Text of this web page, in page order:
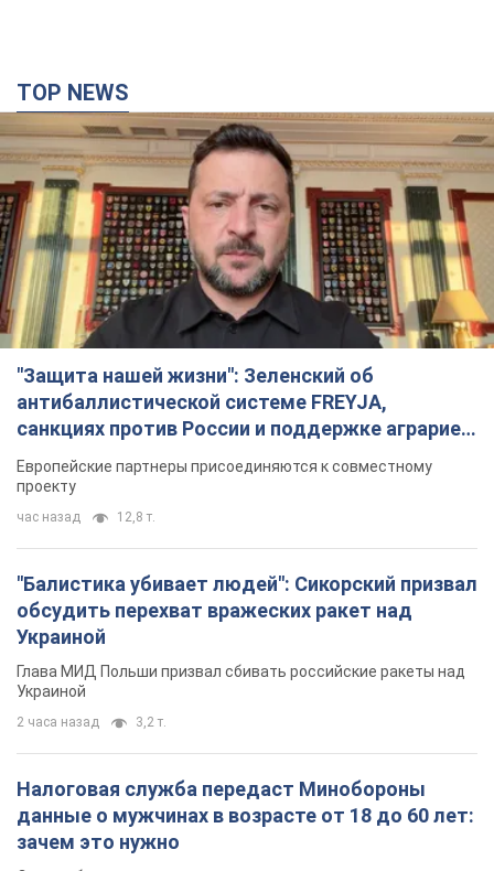
TOP NEWS
"Защита нашей жизни": Зеленский об
антибаллистической системе FREYJA,
санкциях против России и поддержке аграриев.
Видео
Европейские партнеры присоединяются к совместному
проекту
час назад 12,8 т.
"Балистика убивает людей": Сикорский призвал
обсудить перехват вражеских ракет над
Украиной
Глава МИД Польши призвал сбивать российские ракеты над
Украиной
2 часа назад 3,2 т.
Налоговая служба передаст Минобороны
данные о мужчинах в возрасте от 18 до 60 лет:
зачем это нужно